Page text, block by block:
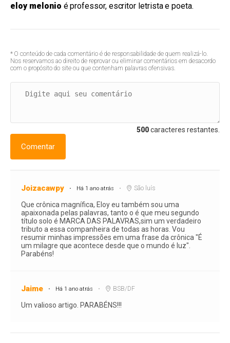
eloy melonio é professor, escritor letrista e poeta.
* O conteúdo de cada comentário é de responsabilidade de quem realizá-lo.
Nos reservamos ao direito de reprovar ou eliminar comentários em desacordo
com o propósito do site ou que contenham palavras ofensivas.
500caracteres restantes.
Comentar
Joizacawpy Há 1 ano atrás São luís
Que crônica magnífica, Eloy eu também sou uma
apaixonada pelas palavras, tanto o é que meu segundo
título solo é MARCA DAS PALAVRAS,sim um verdadeiro
tributo a essa companheira de todas as horas. Vou
resumir minhas impressões em uma frase da crônica "É
um milagre que acontece desde que o mundo é luz".
Parabéns!
Jaime Há 1 ano atrás BSB/DF
Um valioso artigo. PARABÉNS!!!